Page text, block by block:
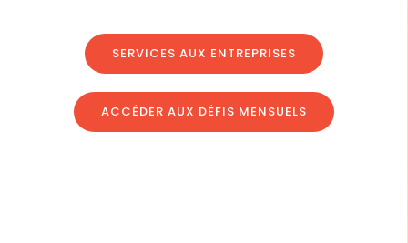
SERVICES AUX ENTREPRISES
ACCÉDER AUX DÉFIS MENSUELS